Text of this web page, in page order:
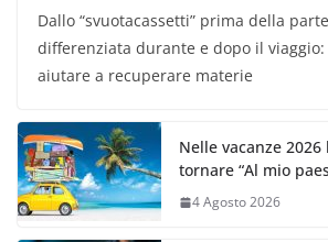
Dallo “svuotacassetti” prima della
differenziata durante e dopo il
aiutare a recuperare materie
Nelle vacanze 2026
tornare “Al mio
4 Agosto 2026